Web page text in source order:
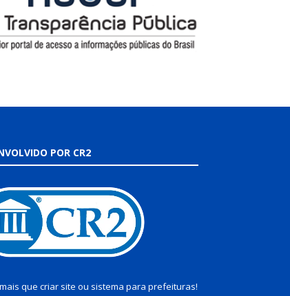
POR CR2
que criar site ou sistema para prefeituras!